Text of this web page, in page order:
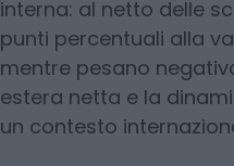
interna: al netto delle
punti percentuali alla
mentre pesano
estera netta e la
un contesto